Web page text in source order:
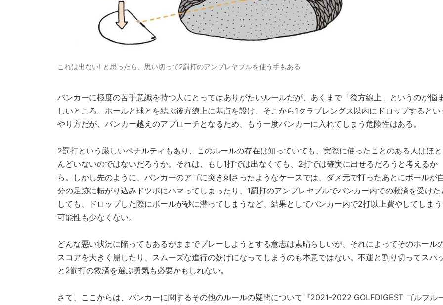
これは出ない! と思ったら、思い切って2罰打のアンプレヤブルを使う手もある
バンカーに極度の苦手意識を持つ人にとってはありがたいルールだが、あくまで「後方線上」というのが悩
しいところ。ホールと球とを結ぶ後方線上に基点を設け、そこから1クラブレングス以内にドロップするとい
やり方だが、バンカー越えのアプローチとなるため、もう一度バンカーに入れてしまう危険性はある。
2罰打という厳しいペナルティもあり、このルールの存在は知っていても、実際に使ったことのある人はほと
んどいないのではないだろうか。それは、もし1打では出なくても、2打では確実に出せるだろうと考えるか
ら。しかし先のように、バンカーのアゴに突き刺さったようなケースでは、ダメ元で打ったあとにボールが
分の足跡に転がり込みドツボにハマってしまったり、1罰打のアンプレヤブルでバンカー内での救済を受けた
しても、ドロップした際にボールが砂に潜ってしまうなど、結果としてバンカー内で2打以上費やしてしまう
可能性も少なくない。
どんな悪い状況に陥ってもあるがままでプレーしようとする意志は素晴らしいが、それによってそのホール
スコアを大きく崩したり、スムーズな進行の妨げになってしまうのも本意ではない。不運と割り切ってスパ
と2罰打の救済を選ぶ勇気も必要かもしれない。
さて、ここからは、バンカーに関するその他のルールの疑問について『2021-2022 GOLFDIGEST ゴルフル